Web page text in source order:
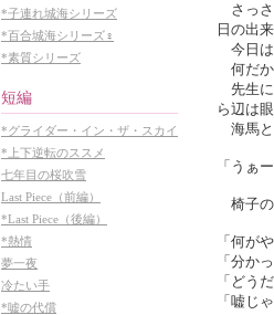
さっさ
日の出来
今日は
何だか
先生に
ら辺は
海馬と
「うぁ
椅子の
「何が
「分か
「どう
「嘘じ
*子連れ城海シリーズ
*百合城海シリーズ♀
*素質シリーズ
短編
*グライダー・イン・ザ・スカイ
*上下逆転のススメ
七年目の桜吹雪
Last Piece（前編）
*Last Piece（後編）
*熱情
夢一夜
冷たい手
*嘘の代償